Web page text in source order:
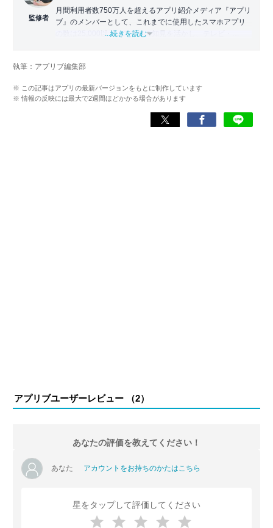
監修者
月間利用者数750万人を超えるアプリ紹介メディア『アプリ
ブ』のメンバーとして、これまでに使用したスマホアプリ
の数は25,000以上。アプリの知見を活かし、テレビ・
化アプリの紹介）、TBS『サタプラ』（スマホライフが変
スマホアプリ）他
...続きを読む
執筆：アプリブ編集部
※ この記事はアプリの最新バージョンをもとに制作しています
※ 情報の反映には最大で2週間ほどかかる場合があります
アプリブユーザーレビュー （2）
あなたの評価を教えてください！
あなた アカウントをお持ちのかたはこちら
星をタップして評価してください